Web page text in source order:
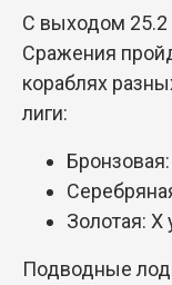
С выходом 25.2
Сражения
кораблях
лиги:
Золотая: X
Подводные